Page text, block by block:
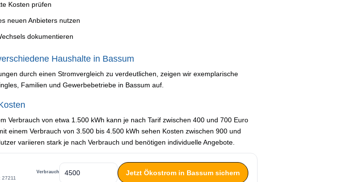
Kosten prüfen
neuen Anbieters nutzen
dokumentieren
Haushalte in Bassum
durch einen Stromvergleich zu verdeutlichen, zeigen wir exemplarische
Familien und Gewerbebetriebe in Bassum auf.
Verbrauch von etwa 1.500 kWh kann je nach Tarif zwischen 400 und 700 Euro
einem Verbrauch von 3.500 bis 4.500 kWh sehen Kosten zwischen 900 und
variieren stark je nach Verbrauch und benötigen individuelle Angebote.
27211
Verbrauch Jetzt Ökostrom in Bassum sichern